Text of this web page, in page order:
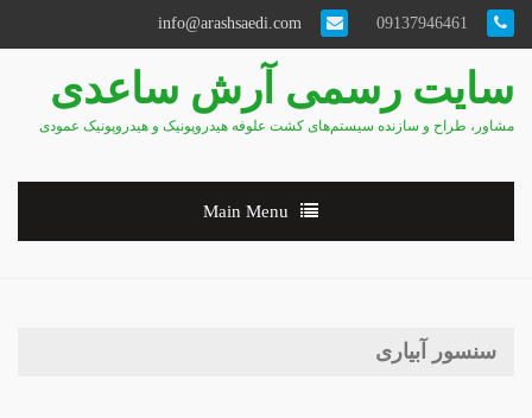
سایت رسمی آرش ساعدی
مشاور، طراح و سازنده سیستم‌های کشت علوفه هیدروپونیک و هیدروپونیک عمودی
Main Menu
سنسور آبیاری